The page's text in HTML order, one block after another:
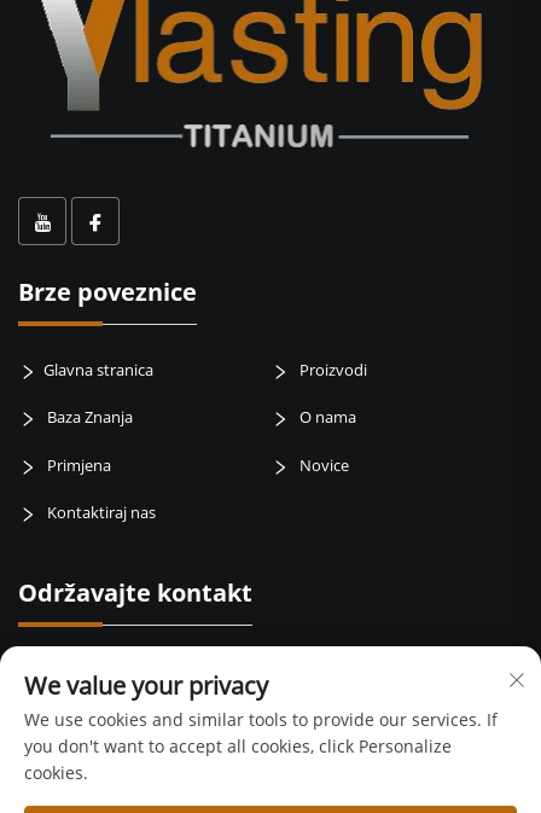
Brze poveznice
Glavna stranica Proizvodi
Baza Znanja O nama
Primjena Novice
Kontaktiraj nas
Održavajte kontakt
+86-15399417429
[email protected]
We value your privacy
We use cookies and similar tools to provide our services. If
you don't want to accept all cookies, click Personalize
cookies.